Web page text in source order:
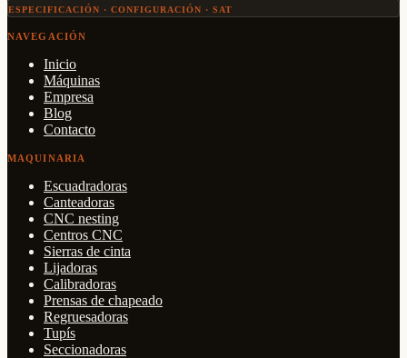
ESPECIFICACIÓN · CONFIGURACIÓN · SAT
NAVEGACIÓN
Inicio
Máquinas
Empresa
Blog
Contacto
MAQUINARIA
Escuadradoras
Canteadoras
CNC nesting
Centros CNC
Sierras de cinta
Lijadoras
Calibradoras
Prensas de chapeado
Regruesadoras
Tupís
Seccionadoras